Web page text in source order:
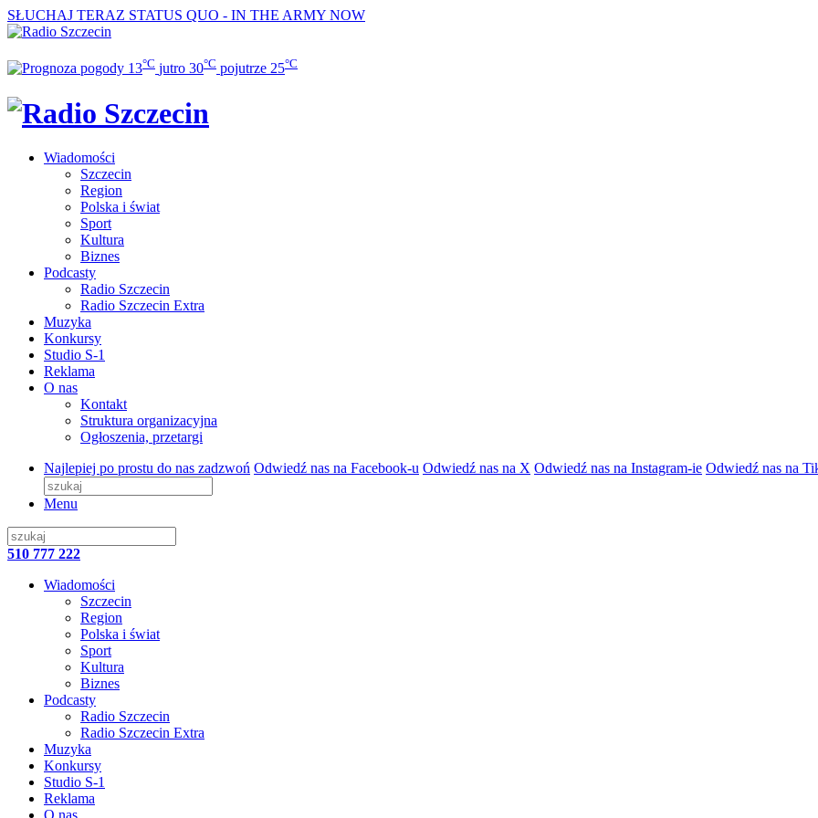
SŁUCHAJ TERAZ STATUS QUO - IN THE ARMY NOW
13°C jutro 30°C pojutrze 25°C
Wiadomości
Szczecin
Region
Polska i świat
Sport
Kultura
Biznes
Podcasty
Radio Szczecin
Radio Szczecin Extra
Muzyka
Konkursy
Studio S-1
Reklama
O nas
Kontakt
Struktura organizacyjna
Ogłoszenia, przetargi
Najlepiej po prostu do nas zadzwoń Odwiedź nas na Facebook-u Odwiedź nas na X Odwiedź nas na Instagram-ie Odwiedź nas na
Menu
510 777 222
Wiadomości
Szczecin
Region
Polska i świat
Sport
Kultura
Biznes
Podcasty
Radio Szczecin
Radio Szczecin Extra
Muzyka
Konkursy
Studio S-1
Reklama